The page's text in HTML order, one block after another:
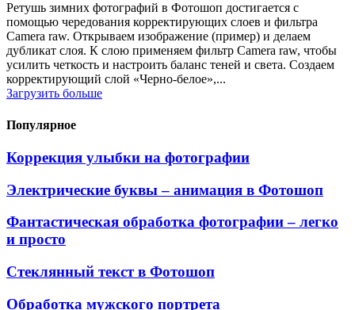
Ретушь зимних фотографий в Фотошоп достигается с
помощью чередования корректирующих слоев и фильтра
Camera raw. Открываем изображение (пример) и делаем
дубликат слоя. К слою применяем фильтр Camera raw, чтобы
усилить четкость и настроить баланс теней и света. Создаем
корректирующий слой «Черно-белое»,...
Загрузить больше
Популярное
Коррекция улыбки на фотографии
Электрические буквы – анимация в Фотошоп
Фантастическая обработка фотографии – легко
и просто
Стеклянный текст в Фотошоп
Обработка мужского портрета